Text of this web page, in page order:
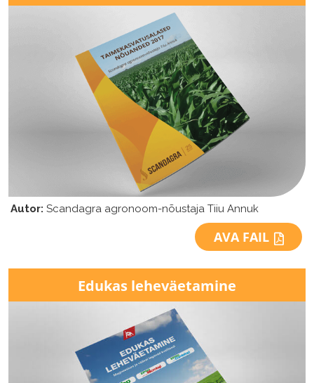
Autor: Scandagra agronoom-nõustaja Tiiu Annuk
AVA FAIL
Edukas leheväetamine